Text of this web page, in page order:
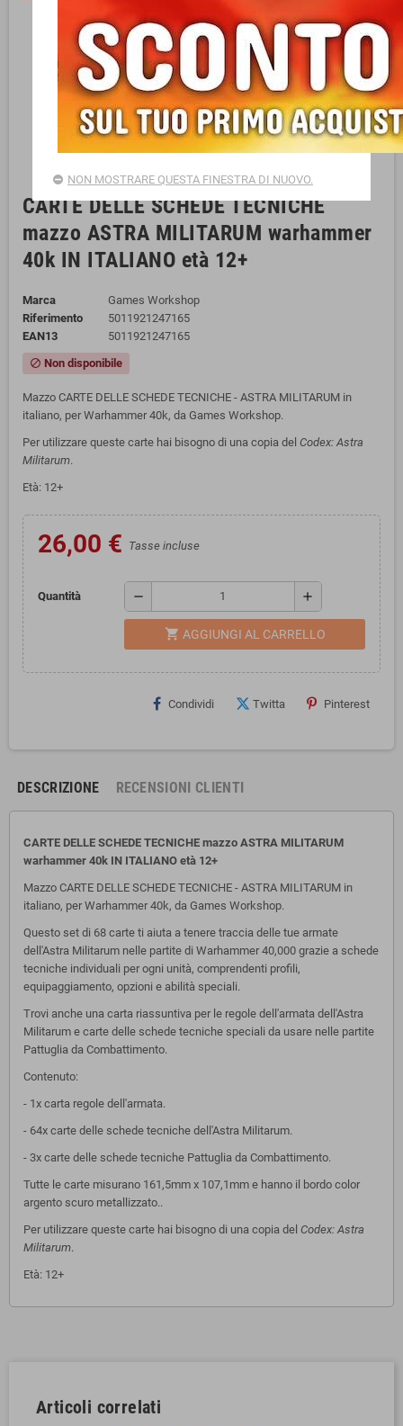
CARTE DELLE SCHEDE TECNICHE
mazzo ASTRA MILITARUM warhammer
40k IN ITALIANO età 12+
Marca
Games Workshop
Riferimento
5011921247165
EAN13
5011921247165
block Non disponibile
Mazzo CARTE DELLE SCHEDE TECNICHE - ASTRA MILITARUM in
italiano, per Warhammer 40k, da Games Workshop.
Per utilizzare queste carte hai bisogno di una copia del Codex: Astra
Militarum.
Età: 12+
26,00 € Tasse incluse
Quantità remove add
shopping_cart AGGIUNGI AL CARRELLO
Condividi Twitta Pinterest
DESCRIZIONE RECENSIONI CLIENTI
CARTE DELLE SCHEDE TECNICHE mazzo ASTRA MILITARUM
warhammer 40k IN ITALIANO età 12+
Mazzo CARTE DELLE SCHEDE TECNICHE - ASTRA MILITARUM in
italiano, per Warhammer 40k, da Games Workshop.
Questo set di 68 carte ti aiuta a tenere traccia delle tue armate
dell'Astra Militarum nelle partite di Warhammer 40,000 grazie a schede
tecniche individuali per ogni unità, comprendenti profili,
equipaggiamento, opzioni e abilità speciali.
Trovi anche una carta riassuntiva per le regole dell'armata dell'Astra
Militarum e carte delle schede tecniche speciali da usare nelle partite
Pattuglia da Combattimento.
Contenuto:
- 1x carta regole dell'armata.
- 64x carte delle schede tecniche dell'Astra Militarum.
- 3x carte delle schede tecniche Pattuglia da Combattimento.
Tutte le carte misurano 161,5mm x 107,1mm e hanno il bordo color
argento scuro metallizzato..
Per utilizzare queste carte hai bisogno di una copia del Codex: Astra
Militarum.
Età: 12+
Articoli correlati
NON MOSTRARE QUESTA FINESTRA DI NUOVO.